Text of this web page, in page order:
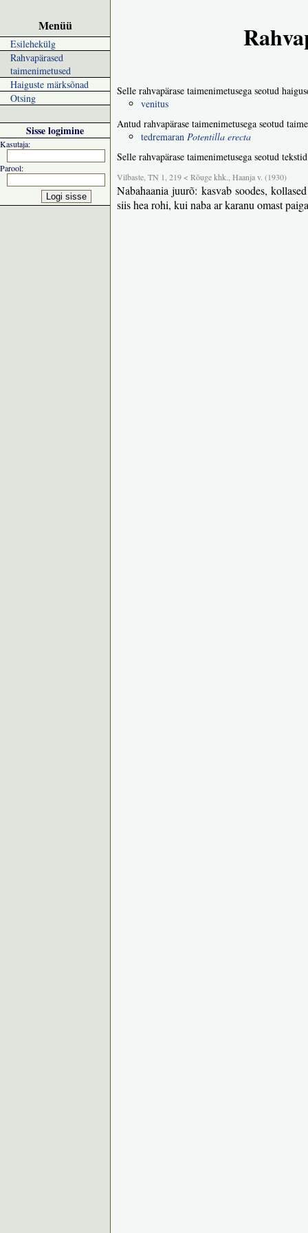
Menüü
Esilehekülg
Rahvapärased
taimenimetused
Haiguste märksõnad
Otsing
Sisse logimine
Kasutaja:
Parool:
Selle rahvapärase taimenimetusega seotud
venitus
Antud rahvapärase taimenimetusega seotud
tedremaran Potentilla erecta
Selle rahvapärase taimenimetusega seotud
Vilbaste, TN 1, 219 < Rõuge khk., Haanja v. (1930)
Nabahaania juurõ: kasvab soodes,
siis hea rohi, kui naba ar karanu omast